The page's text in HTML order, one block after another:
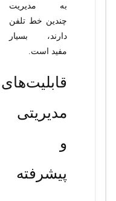
به مدیریت
چندین خط تلفن
دارند، بسیار
مفید است.
قابلیت‌های
مدیریتی
و
پیشرفته